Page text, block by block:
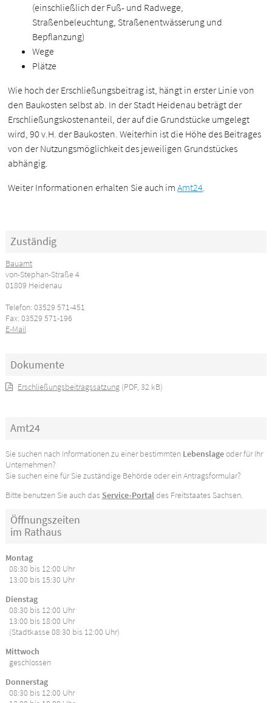
(einschließlich der Fuß- und Radwege,
Straßenbeleuchtung, Straßenentwässerung und
Bepflanzung)
Wege
Plätze
Wie hoch der Erschließungsbeitrag ist, hängt in erster Linie von
den Baukosten selbst ab. In der Stadt Heidenau beträgt der
Erschließungskostenanteil, der auf die Grundstücke umgelegt
wird, 90 v.H. der Baukosten. Weiterhin ist die Höhe des Beitrages
von der Nutzungsmöglichkeit des jeweiligen Grundstückes
abhängig.
Weiter Informationen erhalten Sie auch imAmt24.
Zuständig
Bauamt
von-Stephan-Straße 4
01809 Heidenau
Telefon: 03529 571-451
Fax: 03529 571-196
E-Mail
Dokumente
Erschließungsbeitragssatzung (PDF, 32 kB)
Amt24
Sie suchen nach Informationen zu einer bestimmten Lebenslageoder für Ihr
Unternehmen?
Sie suchen eine für Sie zuständige Behörde oder ein Antragsformular?
Bitte benutzen Sie auch das Service-Portaldes Freitstaates Sachsen.
Öffnungszeiten
im Rathaus
Montag
08:30 bis 12:00 Uhr
13:00 bis 15:30 Uhr
Dienstag
08:30 bis 12:00 Uhr
13:00 bis 18:00 Uhr
(Stadtkasse 08:30 bis 12:00 Uhr)
Mittwoch
geschlossen
Donnerstag
08:30 bis 12:00 Uhr